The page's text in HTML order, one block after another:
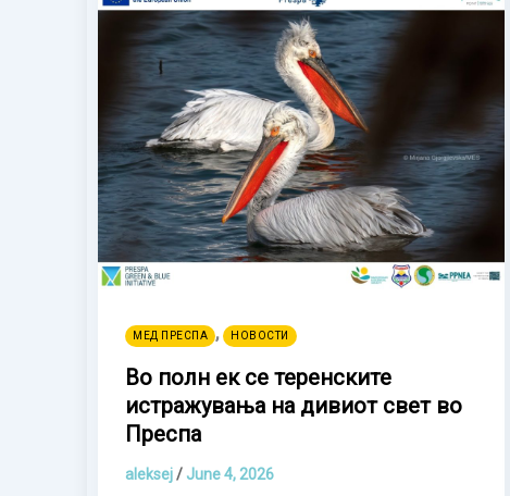
МЕД ПРЕСПА , НОВОСТИ
Во полн ек се теренските
истражувања на дивиот свет во
Преспа
aleksej/ June 4, 2026